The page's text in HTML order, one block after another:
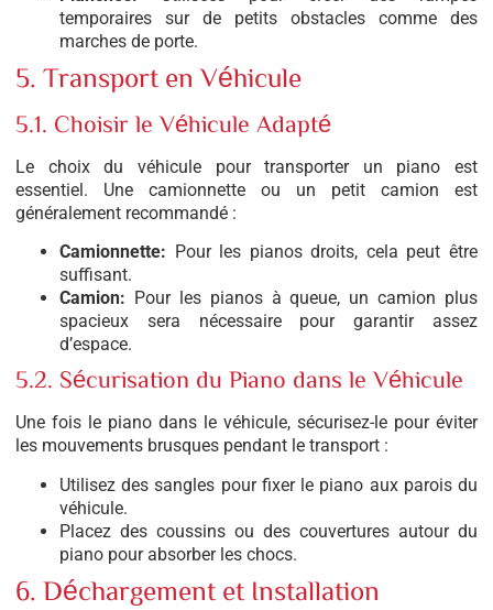
temporaires sur de petits obstacles comme des
marches de porte.
5. Transport en Véhicule
5.1. Choisir le Véhicule Adapté
Le choix du véhicule pour transporter un piano est
essentiel. Une camionnette ou un petit camion est
généralement recommandé :
Camionnette: Pour les pianos droits, cela peut être
suffisant.
Camion: Pour les pianos à queue, un camion plus
spacieux sera nécessaire pour garantir assez
d’espace.
5.2. Sécurisation du Piano dans le Véhicule
Une fois le piano dans le véhicule, sécurisez-le pour éviter
les mouvements brusques pendant le transport :
Utilisez des sangles pour fixer le piano aux parois du
véhicule.
Placez des coussins ou des couvertures autour du
piano pour absorber les chocs.
6. Déchargement et Installation